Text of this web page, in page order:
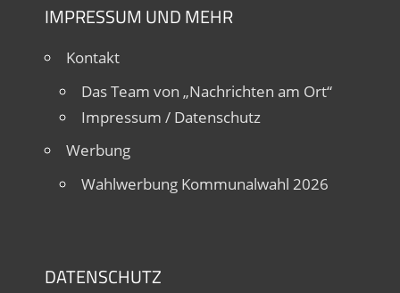
IMPRESSUM UND MEHR
Kontakt
Das Team von „Nachrichten am Ort“
Impressum / Datenschutz
Werbung
Wahlwerbung Kommunalwahl 2026
DATENSCHUTZ